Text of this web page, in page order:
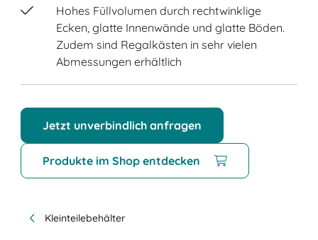
Hohes Füllvolumen durch rechtwinklige
Ecken, glatte Innenwände und glatte Böden.
Zudem sind Regalkästen in sehr vielen
Abmessungen erhältlich
Jetzt unverbindlich anfragen
Produkte im Shop entdecken
Kleinteilebehälter